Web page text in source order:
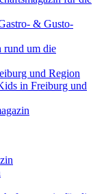
& Gusto-
rund um die
und Region
in Freiburg und